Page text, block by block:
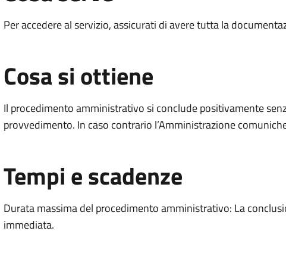
Per accedere al servizio, assicurati di avere tutta la
Cosa si ottiene
Il procedimento amministrativo si conclude positivamente
provvedimento. In caso contrario l’Amministrazione
Tempi e scadenze
Durata massima del procedimento amministrativo: La
immediata.